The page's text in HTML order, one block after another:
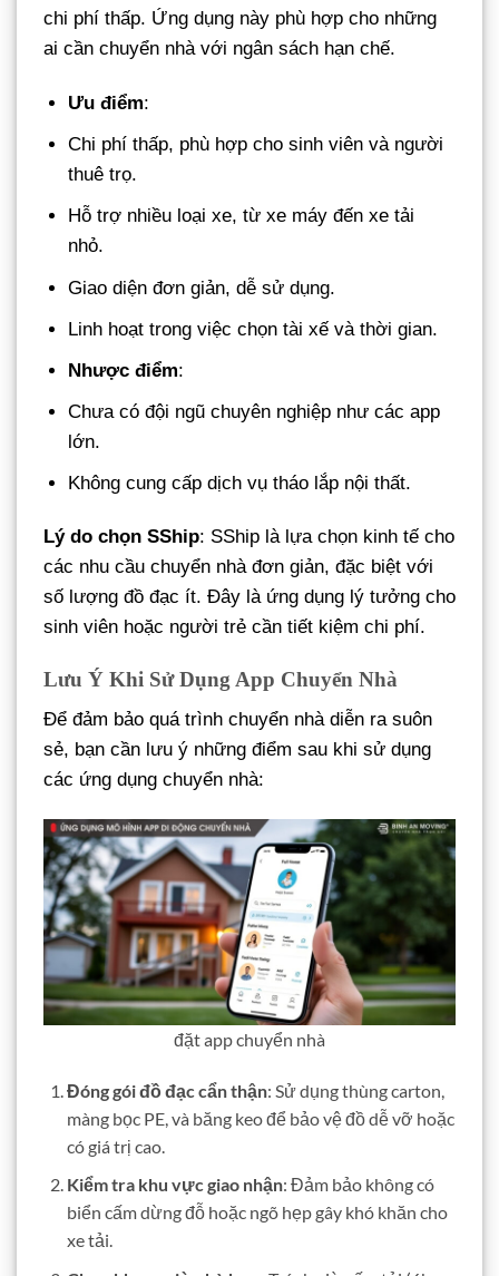
chi phí thấp. Ứng dụng này phù hợp cho những
ai cần chuyển nhà với ngân sách hạn chế.
Ưu điểm:
Chi phí thấp, phù hợp cho sinh viên và người
thuê trọ.
Hỗ trợ nhiều loại xe, từ xe máy đến xe tải
nhỏ.
Giao diện đơn giản, dễ sử dụng.
Linh hoạt trong việc chọn tài xế và thời gian.
Nhược điểm:
Chưa có đội ngũ chuyên nghiệp như các app
lớn.
Không cung cấp dịch vụ tháo lắp nội thất.
Lý do chọn SShip: SShip là lựa chọn kinh tế cho
các nhu cầu chuyển nhà đơn giản, đặc biệt với
số lượng đồ đạc ít. Đây là ứng dụng lý tưởng cho
sinh viên hoặc người trẻ cần tiết kiệm chi phí.
Lưu Ý Khi Sử Dụng App Chuyển Nhà
Để đảm bảo quá trình chuyển nhà diễn ra suôn
sẻ, bạn cần lưu ý những điểm sau khi sử dụng
các ứng dụng chuyển nhà:
đặt app chuyển nhà
Đóng gói đồ đạc cẩn thận: Sử dụng thùng carton,
màng bọc PE, và băng keo để bảo vệ đồ dễ vỡ hoặc
có giá trị cao.
Kiểm tra khu vực giao nhận: Đảm bảo không có
biển cấm dừng đỗ hoặc ngõ hẹp gây khó khăn cho
xe tải.